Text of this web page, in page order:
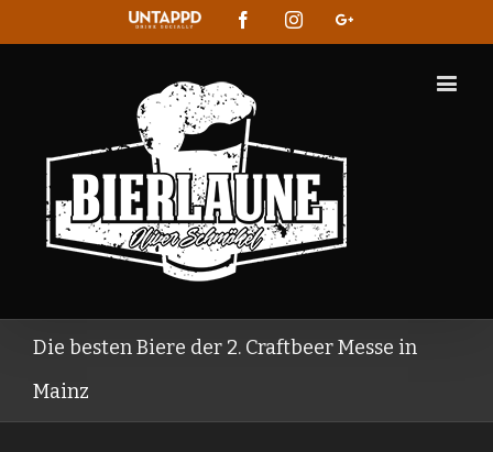
Untappd FacebookInstagramGoogle+
Die besten Biere der 2. Craftbeer Messe in
Mainz